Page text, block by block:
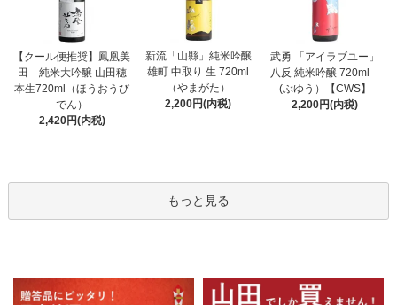
【クール便推奨】鳳凰美
田 純米大吟醸 山田穂
本生720ml（ほうおうび
でん）
2,420円(内税)
新流「山縣」純米吟醸
雄町 中取り 生 720ml
（やまがた）
2,200円(内税)
武勇 「アイラブユー」
八反 純米吟醸 720ml
(ぶゆう）【CWS】
2,200円(内税)
もっと見る